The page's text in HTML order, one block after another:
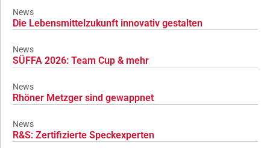
News
Die Lebensmittelzukunft innovativ gestalten
News
SÜFFA 2026: Team Cup & mehr
News
Rhöner Metzger sind gewappnet
News
R&S: Zertifizierte Speckexperten